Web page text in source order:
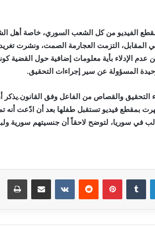
مقطع الفيديو من كل الشعب السوري، خاصة أهل
التزمت العجارمة الصمت، ونشرت تغريدة
عدم الإدلاء بأية معلومات إضافية حول القضية
المسؤولة عن سير إجراءات التحقيق.
والقصاص من الفاعل وفق القانون.يذكر
في سوريا، لتوضح لاحقاً أن جنسيتهم سورية
لينكدإن بينتيريست مشاركة عبر البريد